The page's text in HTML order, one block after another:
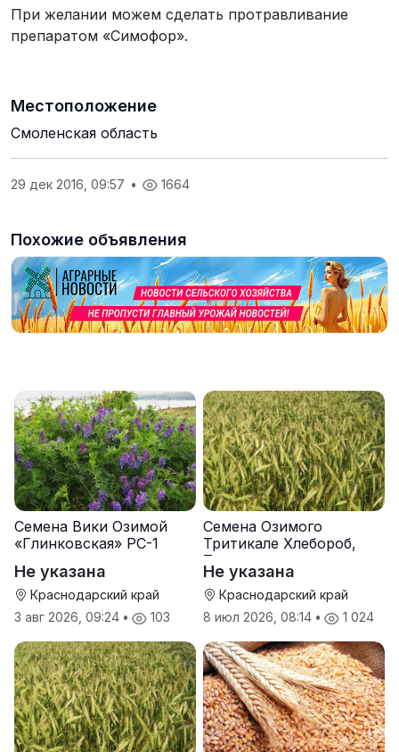
При желании можем сделать протравливание
препаратом «Симофор».
Местоположение
Смоленская область
29 дек 2016, 09:57 • 1664
Похожие объявления
Семена Вики Озимой
«Глинковская» РС-1
Не указана
Краснодарский край
3 авг 2026, 09:24 • 103
Семена Озимого
Тритикале Хлебороб,
Тихон
Не указана
Краснодарский край
8 июл 2026, 08:14 • 1 024